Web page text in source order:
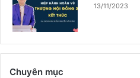
13/11/2023
Chuyên mục